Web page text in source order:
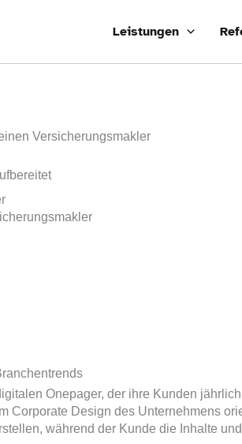
Leistungen
Versicherungsmakler
Onepager, der ihre Kunden
Corporate Design des Unternehmens
während der Kunde die Inhalte